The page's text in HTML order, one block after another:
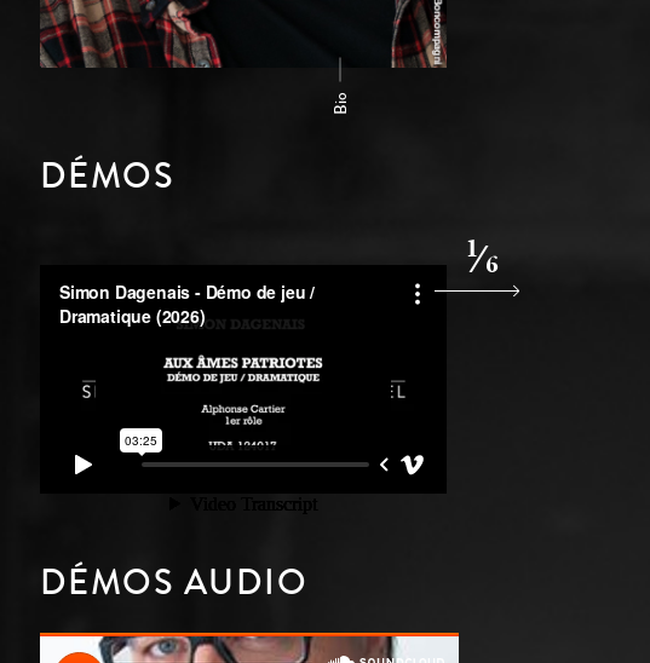
Bio
DÉMOS
1
6
DÉMOS AUDIO